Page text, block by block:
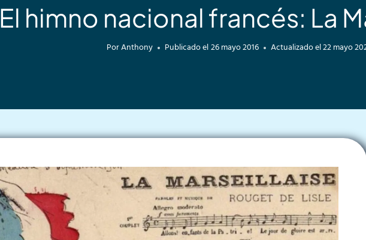
El himno nacional francés: La
PorAnthony Publicado el26 mayo 2016 Actualizado el22 mayo